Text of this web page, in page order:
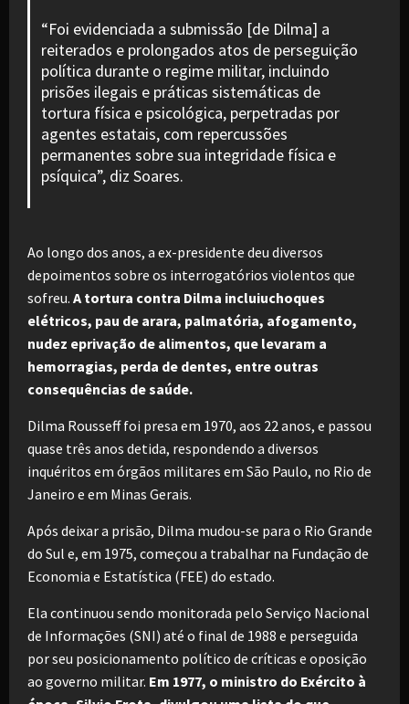
“Foi evidenciada a submissão [de Dilma] a
reiterados e prolongados atos de perseguição
política durante o regime militar, incluindo
prisões ilegais e práticas sistemáticas de
tortura física e psicológica, perpetradas por
agentes estatais, com repercussões
permanentes sobre sua integridade física e
psíquica”, diz Soares.
Ao longo dos anos, a ex-presidente deu diversos
depoimentos sobre os interrogatórios violentos que
sofreu. A tortura contra Dilma incluiuchoques
elétricos, pau de arara, palmatória, afogamento,
nudez eprivação de alimentos, que levaram a
hemorragias, perda de dentes, entre outras
consequências de saúde.
Dilma Rousseff foi presa em 1970, aos 22 anos, e passou
quase três anos detida, respondendo a diversos
inquéritos em órgãos militares em São Paulo, no Rio de
Janeiro e em Minas Gerais.
Após deixar a prisão, Dilma mudou-se para o Rio Grande
do Sul e, em 1975, começou a trabalhar na Fundação de
Economia e Estatística (FEE) do estado.
Ela continuou sendo monitorada pelo Serviço Nacional
de Informações (SNI) até o final de 1988 e perseguida
por seu posicionamento político de críticas e oposição
ao governo militar. Em 1977, o ministro do Exército à